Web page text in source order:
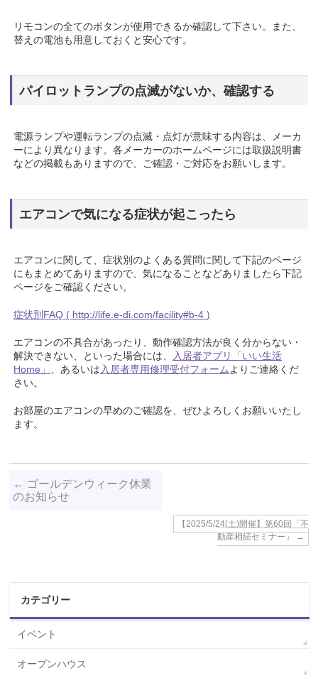
リモコンの全てのボタンが使用できるか確認して下さい。また、
替えの電池も用意しておくと安心です。
パイロットランプの点滅がないか、確認する
電源ランプや運転ランプの点滅・点灯が意味する内容は、メーカ
ーにより異なります。各メーカーのホームページには取扱説明書
などの掲載もありますので、ご確認・ご対応をお願いします。
エアコンで気になる症状が起こったら
エアコンに関して、症状別のよくある質問に関して下記のページ
にもまとめてありますので、気になることなどありましたら下記
ページをご確認ください。
症状別FAQ ( http://life.e-di.com/facility#b-4 )
エアコンの不具合があったり、動作確認方法が良く分からない・
解決できない、といった場合には、
入居者アプリ「いい生活
Home」
、あるいは 入居者専用修理受付フォーム よりご連絡くだ
さい。
お部屋のエアコンの早めのご確認を、ぜひよろしくお願いいたし
ます。
← ゴールデンウィーク休業
のお知らせ
【2025/5/24(土)開催】第60回「不
動産相続セミナー」
→
カテゴリー
イベント
オープンハウス